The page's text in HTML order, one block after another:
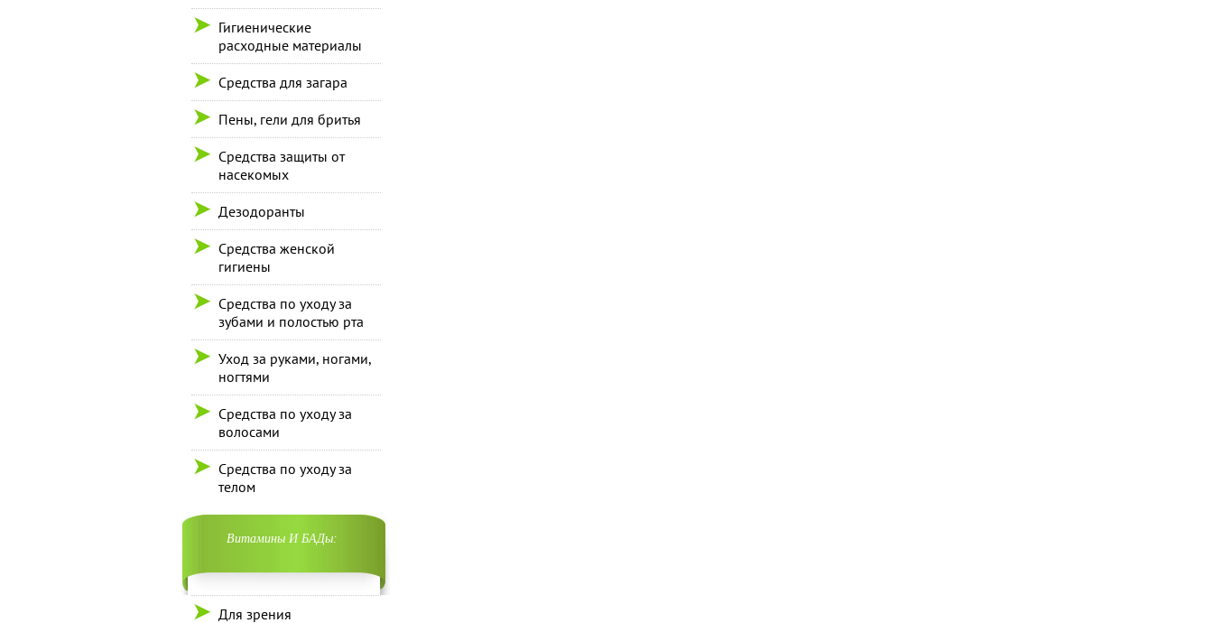
Гигиенические
расходные материалы
Средства для загара
Пены, гели для бритья
Средства защиты от
насекомых
Дезодоранты
Средства женской
гигиены
Средства по уходу за
зубами и полостью рта
Уход за руками, ногами,
ногтями
Средства по уходу за
волосами
Средства по уходу за
телом
Витамины И БАДы:
Для зрения